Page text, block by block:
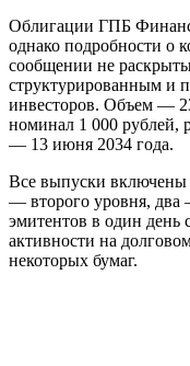
Облигации ГПБ
однако подробности о
сообщении не
структурированным и
инвесторов. Объем —
номинал 1 000 рублей,
— 13 июня 2034 года.
Все выпуски включены
— второго уровня, два
эмитентов в один день
активности на
некоторых бумаг.